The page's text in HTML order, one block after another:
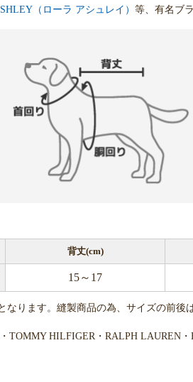
（ローラ アシュレイ） 等、有名ブ
背丈(cm)
15～17
なります。縫製商品の為、サイズの前後
TOMMY HILFIGER・RALPH LAUREN